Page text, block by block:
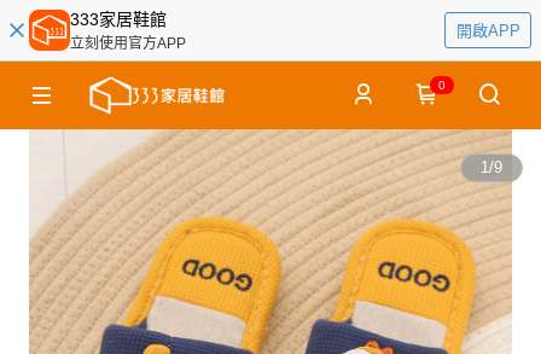
333家居鞋館
立刻使用官方APP
開啟APP
0
1/9